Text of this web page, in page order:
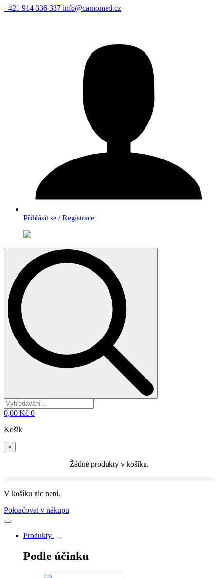
+421 914 336 337 info@carnomed.cz
Přihlásit se / Registrace
Search
0,00 Kč 0
Košík
×
Žádné produkty v košíku.
V košíku nic není.
Pokračovat v nákupu
Produkty
Podle účinku